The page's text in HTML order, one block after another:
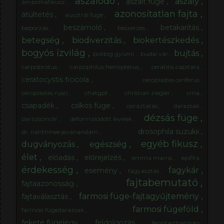
ámpolnafikusz
átültetés ausztrál füge azonosítatlan fajta
beporzás beszámoló beszerzés betakarítás
betegség biodiverzitás biokertészkedés
bogyós ízvilág boldog gyümi budai vár bujtás
carpobrotus carpophilus hemipterus ceratitis capitata
ceratocystis ficicola
ceroplastes ceriferus
ceroplastes rusci
chatgpt christian ziegler crna
csapadék csíkos füge csíráztatás
darazsak
darázscincér
deformálódott levelek dézsás füge
dr. nanthinee jevanandam drosophila suzukii
dugványozás egészség egyéb fikusz
élet előadás előrejelzés emma marris epifita
érdekesség esemény fagyasztás fagykár
fajtaazonosság fajtabemutató
fajtaválasztás farmosi füge-fajtagyűjtemény
farmosi fügedarazsak farmosi fügeföld